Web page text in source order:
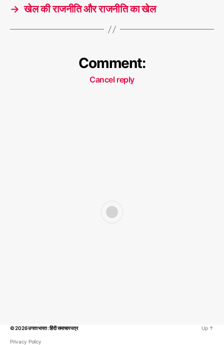
नी
ति
→ खेल की राजनीति और राजनीति का खेल
Comment:
Cancel reply
© 2026उगता भारत : हिंदी समाचार पत्र
Privacy Policy
Up ↑